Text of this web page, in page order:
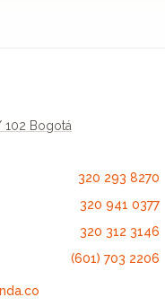
102 Bogotá
320 293 8270
320 941 0377
320 312 3146
(601) 703 2206